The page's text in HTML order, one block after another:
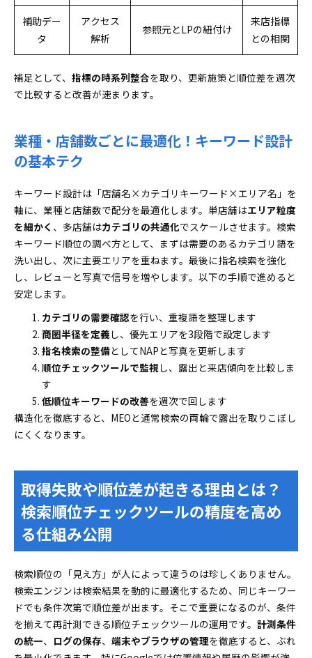
補助デー
タ
アクセス
解析
参照元とLPの紐付け
来店指標
との相関
補足として、 指標の時系列整合を取り、更新施策と順位差を週次
で比較すると改善が速まります。
業種・店舗数ごとに最適化！キーワード設計
の基本テク
キーワード設計は「店舗名×カテゴリキーワード×エリア名」を
軸に、業種と店舗数で配分を最適化します。単店舗はエリア粒度
を細かく 、多店舗はカテゴリの共通化でスケールさせます。検索
キーワード順位の調べ方として、まずは需要のあるカテゴリ語を
洗い出し、次に主要エリアを重ねます。最後に指名検索を強化
し、レビューと写真で信号を増やします。以下の手順で進めると
安定します。
カテゴリの需要確認を行い、重複語を整理します
商圏半径を定義し、優先エリアを3段階で設定します
指名検索の整備としてNAPと写真を更新します
順位チェックツールで監視し、露出と来店傾向を比較しま
す
低順位キーワードの改善を週次で回します
構造化を徹底すると、MEOと通常検索の両輪で露出を取りこぼし
にくくなります。
取得失敗や順位差が起きる理由とは？
検索順位チェックツールの精度を高め
る仕組み公開
検索順位の「見え方」が人によって違うのは珍しくありません。
検索エンジンは検索結果を動的に最適化するため、同じキーワー
ドでも条件次第で順位差が出ます。そこで重要になるのが、条件
を揃えて再計測できる順位チェックツールの運用です。 計測条件
の統一、 ログの保存、 端末やブラウザの管理を徹底すると、ぶれ